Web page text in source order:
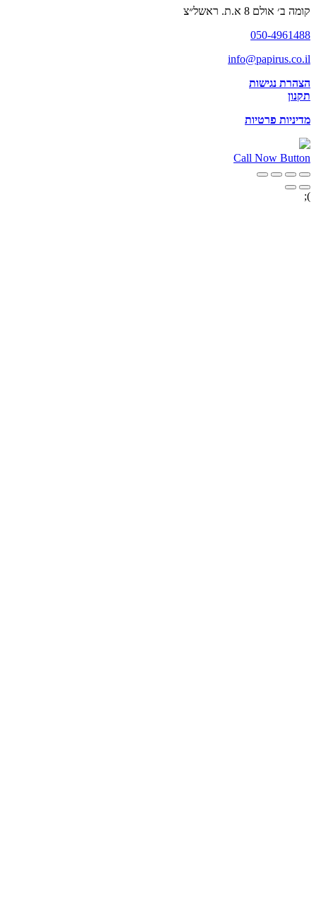
קומה ב׳ אולם 8 א.ת. ראשל״צ
050-4961488
info@papirus.co.il
הצהרת נגישות
תקנון
מדיניות פרטיות
Call Now Button
);